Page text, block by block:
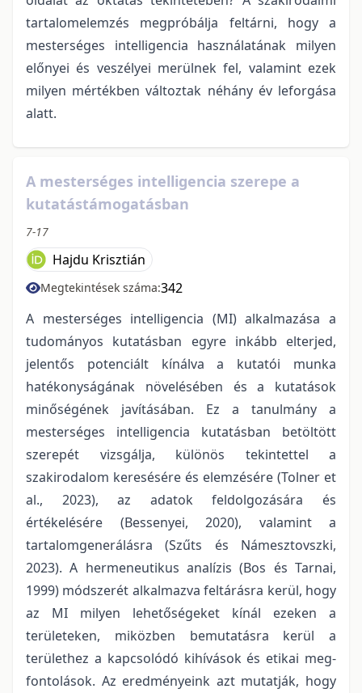
tartalomelemzés megpróbálja feltárni, hogy a
mesterséges intelligencia használatának milyen
előnyei és veszélyei merülnek fel, valamint ezek
milyen mértékben változtak néhány év leforgása
alatt.
A mesterséges intelligencia szerepe a
kutatástámogatásban
7-17
Hajdu Krisztián
Megtekintések száma:342
A mesterséges intelligencia (MI) alkalmazása a
tudományos kutatásban egyre inkább elterjed,
jelentős potenciált kínálva a kutatói munka
hatékonyságának növelésében és a kutatások
minőségének javításában. Ez a tanulmány a
mesterséges intelligencia kutatásban betöltött
szerepét vizsgálja, különös tekintettel a
szakirodalom keresésére és elemzésére (Tolner et
al., 2023), az adatok feldolgozására és
értékelésére (Bessenyei, 2020), valamint a
tartalomgenerálásra (Szűts és Námesztovszki,
2023). A hermeneutikus analízis (Bos és Tarnai,
1999) módszerét alkalmazva feltárásra kerül, hogy
az MI milyen lehetőségeket kínál ezeken a
területeken, miközben bemutatásra kerül a
területhez a kapcsolódó kihívások és etikai meg-
fontolások. Az eredményeink azt mutatják, hogy